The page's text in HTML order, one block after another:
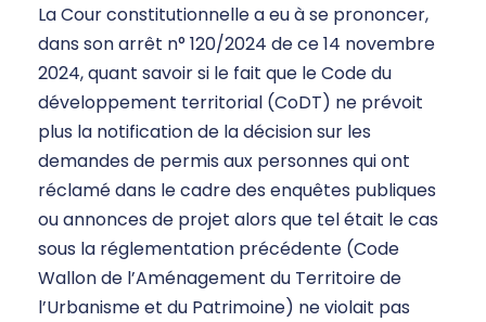
La Cour constitutionnelle a eu à se prononcer,
dans son arrêt n° 120/2024 de ce 14 novembre
2024, quant savoir si le fait que le Code du
développement territorial (CoDT) ne prévoit
plus la notification de la décision sur les
demandes de permis aux personnes qui ont
réclamé dans le cadre des enquêtes publiques
ou annonces de projet alors que tel était le cas
sous la réglementation précédente (Code
Wallon de l’Aménagement du Territoire de
l’Urbanisme et du Patrimoine) ne violait pas